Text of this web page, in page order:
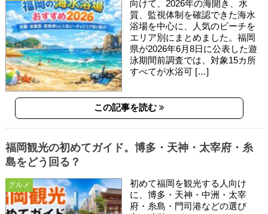
向けて、2026年の海開き、水
質、監視体制を確認できた海水
浴場を中心に、人気のビーチを
エリア別にまとめました。福岡
県が2026年6月8日に公表した遊
泳期間前調査では、対象15カ所
すべてが水浴可 […]
この記事を読む
グルメ
福岡観光の初めてガイド。博多・天神・太宰府・糸
島をどう回る？
初めて福岡を観光する人向け
に、博多・天神・中洲・太宰
府・糸島・門司港などの選び